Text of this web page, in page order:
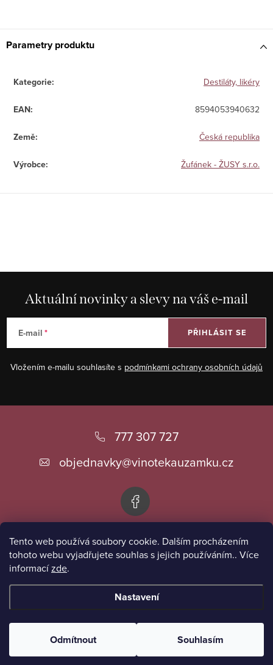
Tento web používá soubory cookie. Dalším procházením
tohoto webu vyjadřujete souhlas s jejich používáním.. Více
informacízde.
Nastavení
Odmítnout Souhlasím
Parametry produktu
Kategorie: Destiláty, likéry
EAN: 8594053940632
Země: Česká republika
Výrobce: Žufánek - ŽUSY s.r.o.
Aktuální novinky a slevy na váš e-mail
E-mail
Vložením e-mailu souhlasíte s podmínkami ochrany osobních údajů
PŘIHLÁSIT SE
777 307 727
objednavky@vinotekauzamku.cz
Informace pro vás
Přijímáme online platby
Copyright 2026Vinotéka u zámku. Všechna práva vyhrazena.